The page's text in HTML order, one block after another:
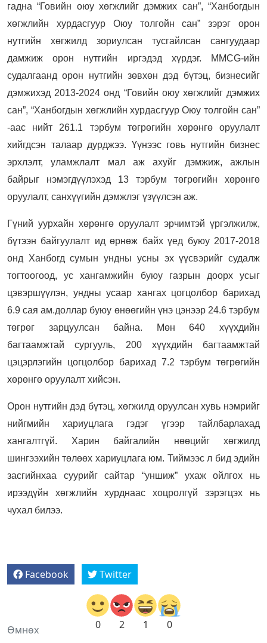
гадна “Говийн оюу хөгжлийг дэмжих сан”, “Ханбогдын
хөгжлийн хурдасгуур Оюу толгойн сан” зэрэг орон
нутгийн хөгжилд зориулсан тусгайлсан сангуудаар
дамжиж орон нутгийн иргэдэд хүрдэг. MMCG-ийн
судалгаанд орон нутгийн зөвхөн дэд бүтэц, бизнесийг
дэмжихэд 2013-2024 онд “Говийн оюу хөгжлийг дэмжих
сан”, “Ханбогдын хөгжлийн хурдасгуур Оюу толгойн сан”
-аас нийт 261.1 тэрбум төгрөгийн хөрөнгө оруулалт
хийгдсэн талаар дурджээ. Үүнээс говь нутгийн бизнес
эрхлэлт, уламжлалт мал аж ахуйг дэмжиж, ажлын
байрыг нэмэгдүүлэхэд 13 тэрбум төгрөгийн хөрөнгө
оруулалт, санхүүгийн дэмжлэг үзүүлсэн аж.
Гүний уурхайн хөрөнгө оруулалт эрчимтэй үргэлжилж,
бүтээн байгуулалт ид өрнөж байх үед буюу 2017-2018
онд Ханбогд сумын ундны усны эх үүсвэрийг судалж
тогтоогоод, ус хангамжийн буюу газрын доорх усыг
цэвэршүүлэн, ундны усаар хангах цогцолбор барихад
6.9 сая ам.доллар буюу өнөөгийн үнэ цэнээр 24.6 тэрбум
төгрөг зарцуулсан байна. Мөн 640 хүүхдийн
багтаамжтай сургууль, 200 хүүхдийн багтаамжтай
цэцэрлэгийн цогцолбор барихад 7.2 тэрбум төгрөгийн
хөрөнгө оруулалт хийсэн.
Орон нутгийн дэд бүтэц, хөгжилд оруулсан хувь нэмрийг
нийгмийн хариуцлага гэдэг үгээр тайлбарлахад
хангалтгүй. Харин байгалийн нөөцийг хөгжилд
шингээхийн төлөөх хариуцлага юм. Тиймээс л бид эдийн
засгийнхаа суурийг сайтар “уншиж” ухаж ойлгох нь
ирээдүйн хөгжлийн хурднаас хоцролгүй зэрэгцэх нь
чухал билээ.
Facebook Twitter
0 2 1 0
Өмнөх